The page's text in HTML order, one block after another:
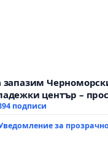
запазим
център –
младите на Варна
подписи
за